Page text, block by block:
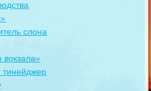
слона
вокзала»
тинейджер